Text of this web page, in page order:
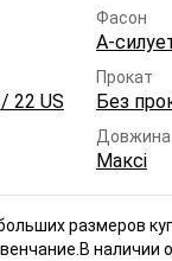
Фасон
А-
22 US
Прокат
Без
Довжина
Максі
размеров
В наличии